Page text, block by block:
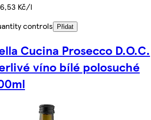
Kč/l
controls
Přidat
Cucina Prosecco D.O.C.
víno bílé polosuché